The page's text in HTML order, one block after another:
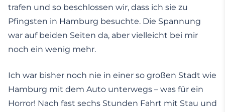
trafen und so beschlossen wir, dass ich sie zu
Pfingsten in Hamburg besuchte. Die Spannung
war auf beiden Seiten da, aber vielleicht bei mir
noch ein wenig mehr.
Ich war bisher noch nie in einer so großen Stadt wie
Hamburg mit dem Auto unterwegs – was für ein
Horror! Nach fast sechs Stunden Fahrt mit Stau und